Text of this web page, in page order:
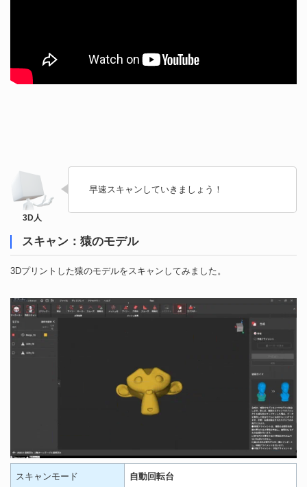
早速スキャンしていきましょう！
スキャン：猿のモデル
3Dプリントした猿のモデルをスキャンしてみました。
スキャンモード 自動回転台